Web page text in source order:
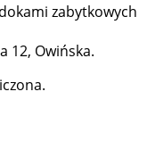
zabytkowych
12, Owińska.